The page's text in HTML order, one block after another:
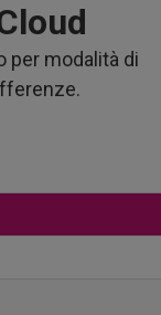
per modalità di